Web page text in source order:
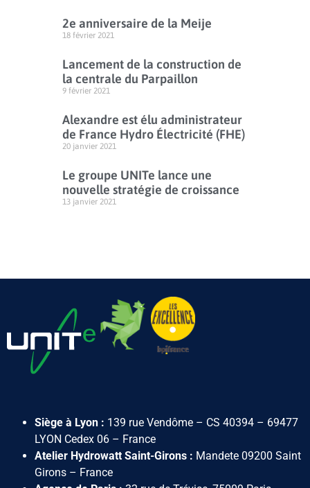
2e anniversaire de la Meije
18 février 2021
Lancement de la construction de
la centrale du Parpaillon
9 février 2021
Alexandre est élu administrateur
de France Hydro Électricité (FHE)
20 janvier 2021
Le groupe UNITe lance une
nouvelle stratégie de croissance
13 janvier 2021
Siège à Lyon : 139 rue Vendôme – CS 40394 – 69477
LYON Cedex 06 – France
Atelier Hydrowatt Saint-Girons : Mandete 09200 Saint
Girons – France